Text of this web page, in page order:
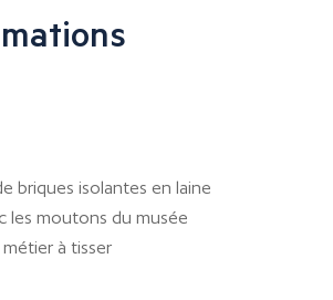
briques isolantes en laine
les moutons du musée
métier à tisser